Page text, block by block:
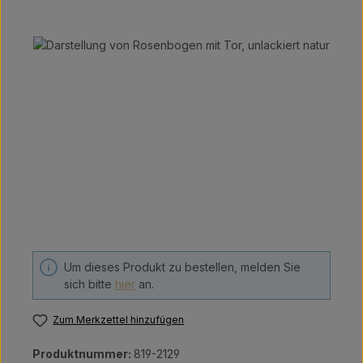
Bildergalerie überspringen
Um dieses Produkt zu bestellen, melden Sie
sich bitte hier an.
Zum Merkzettel hinzufügen
Produktnummer: 819-2129